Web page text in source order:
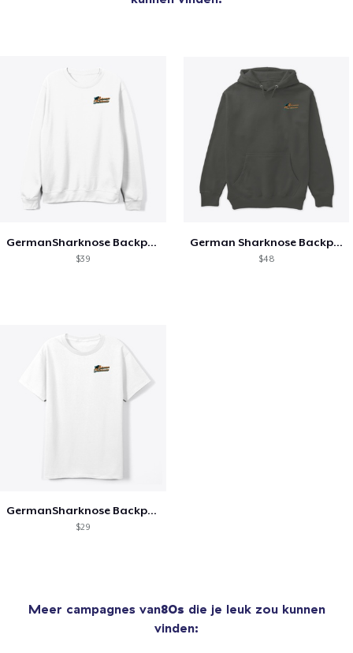
GermanSharknose Backprint+Chestlogo
$39
German Sharknose Backprint+Logo
$48
GermanSharknose Backprint+Chestlogo
$29
Meer campagnes van80s die je leuk zou kunnen
vinden: